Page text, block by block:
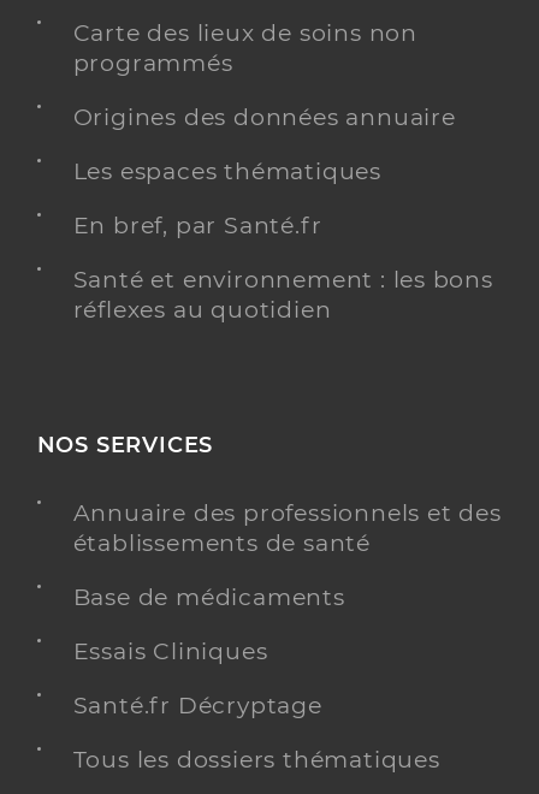
Carte des lieux de soins non
programmés
Origines des données annuaire
Les espaces thématiques
En bref, par Santé.fr
Santé et environnement : les bons
réflexes au quotidien
NOS SERVICES
Annuaire des professionnels et des
établissements de santé
Base de médicaments
Essais Cliniques
Santé.fr Décryptage
Tous les dossiers thématiques